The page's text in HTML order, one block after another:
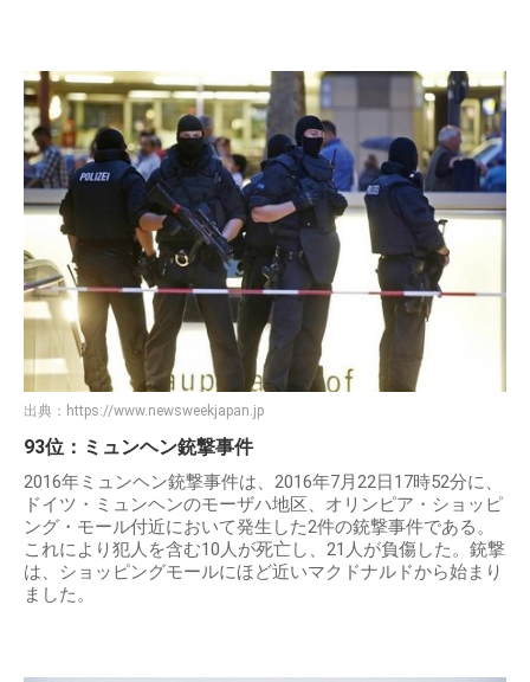
出典： https://www.newsweekjapan.jp
93位：ミュンヘン銃撃事件
2016年ミュンヘン銃撃事件は、2016年7月22日17時52分に、
ドイツ・ミュンヘンのモーザハ地区、オリンピア・ショッピ
ング・モール付近において発生した2件の銃撃事件である。
これにより犯人を含む10人が死亡し、21人が負傷した。銃撃
は、ショッピングモールにほど近いマクドナルドから始まり
ました。